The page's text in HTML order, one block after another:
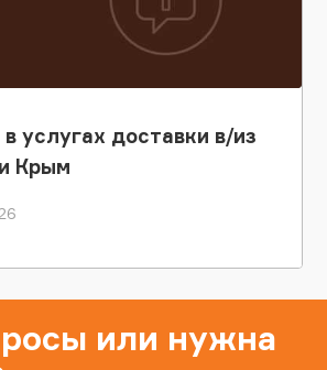
услугах доставки в/из
Крым
или нужна